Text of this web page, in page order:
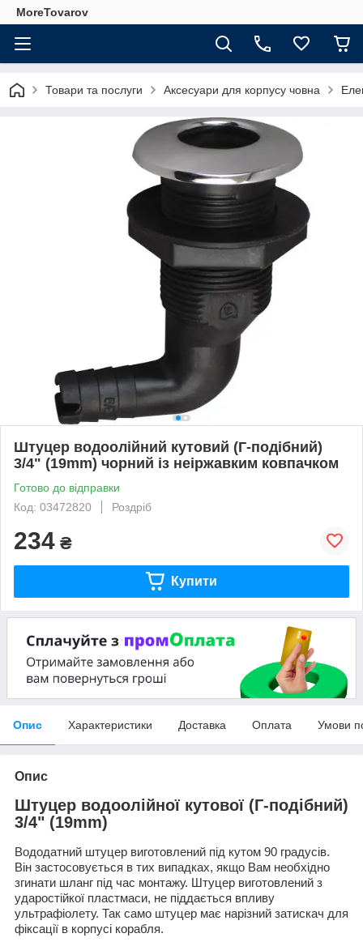
MoreTovarov
Товари та послуги Аксесуари для корпусу човна
Штуцер водоолійний кутовий (Г-подібний)
3/4" (19mm) чорний із неіржавким ковпачком
Готово до відправки
Код: 03472820
Роздріб
234 ₴
Купити
Опис Характеристики Доставка Оплата Умови
Опис
Штуцер водоолійної кутової (Г-подібний)
3/4" (19mm)
Вододатний штуцер виготовлений під кутом 90 градусів.
Він застосовується в тих випадках, якщо Вам необхідно
згинати шланг під час монтажу. Штуцер виготовлений з
ударостійкої пластмаси, не піддається впливу
ультрафіолету. Так само штуцер має нарізний затискач для
фіксації в корпусі корабля.